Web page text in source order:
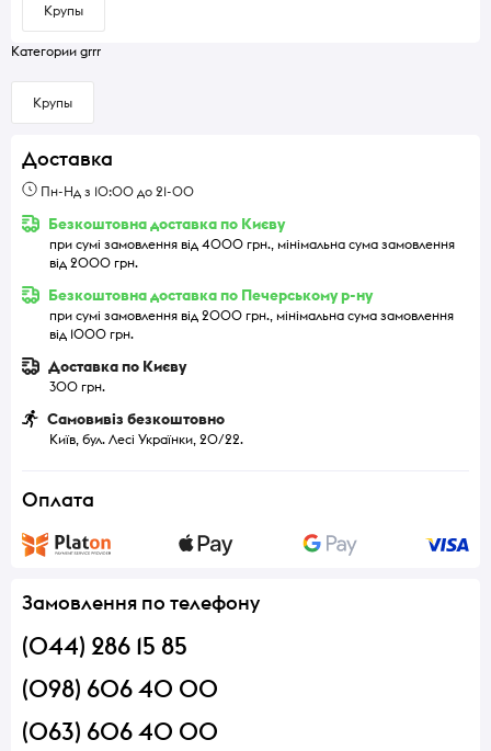
Крупы
Категории grrr
Крупы
Доставка
Пн-Нд з 10:00 до 21-00
Безкоштовна доставка по Києву
при сумі замовлення від 4000 грн., мінімальна сума замовлення
від 2000 грн.
Безкоштовна доставка по Печерському р-ну
при сумі замовлення від 2000 грн., мінімальна сума замовлення
від 1000 грн.
Доставка по Києву
300 грн.
Самовивіз безкоштовно
Київ, бул. Лесі Українки, 20/22.
Оплата
Замовлення по телефону
(044) 286 15 85
(098) 606 40 00
(063) 606 40 00